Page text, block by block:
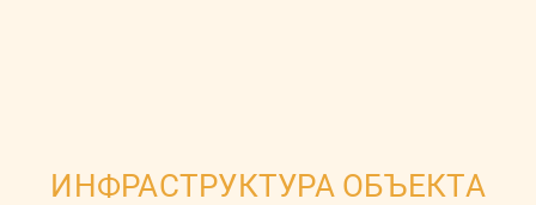
ИНФРАСТРУКТУРА ОБЪЕКТА